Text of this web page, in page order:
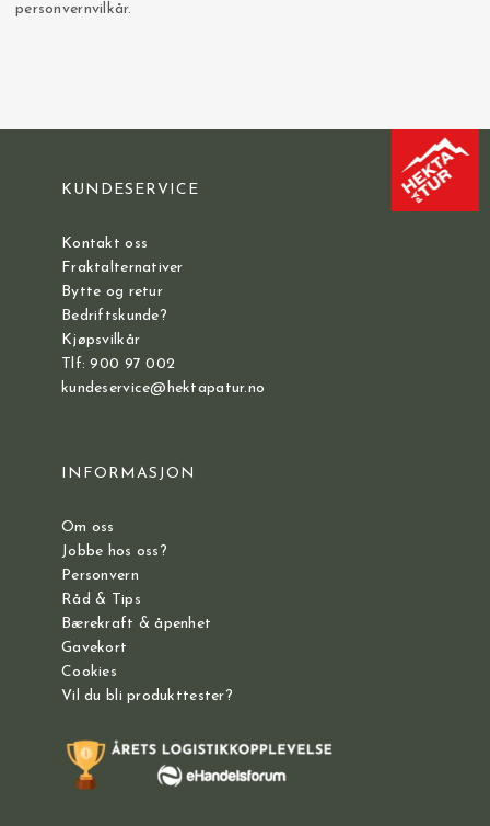
personvernvilkår.
KUNDESERVICE
Kontakt oss
Fraktalternativer
Bytte og retur
Bedriftskunde?
Kjøpsvilkår
Tlf: 900 97 002
kundeservice@hektapatur.no
INFORMASJON
Om oss
Jobbe hos oss?
Personvern
Råd & Tips
Bærekraft & åpenhet
Gavekort
Cookies
Vil du bli produkttester?